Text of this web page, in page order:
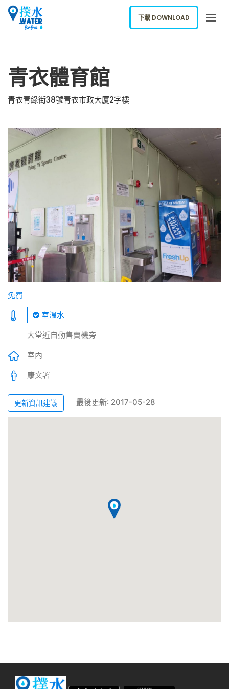
下載應用
ENGLISH
下載 DOWNLOAD
青衣體育館
青衣青綠街38號青衣市政大廈2字樓
免費
室溫水
大堂近自動售賣機旁
室內
康文署
更新資訊建議 最後更新: 2017-05-28
下載 DOWNLOAD